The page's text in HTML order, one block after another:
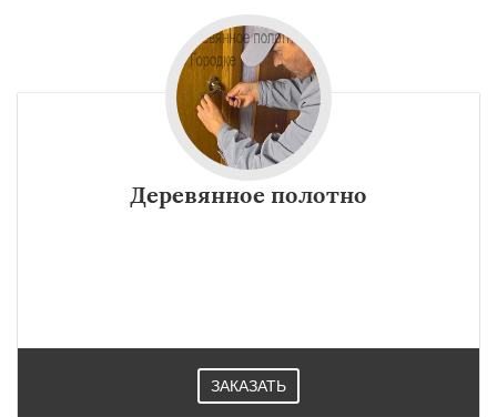
Миоры
Толочин Чашники
Деревянное полотно
ЗАКАЗАТЬ